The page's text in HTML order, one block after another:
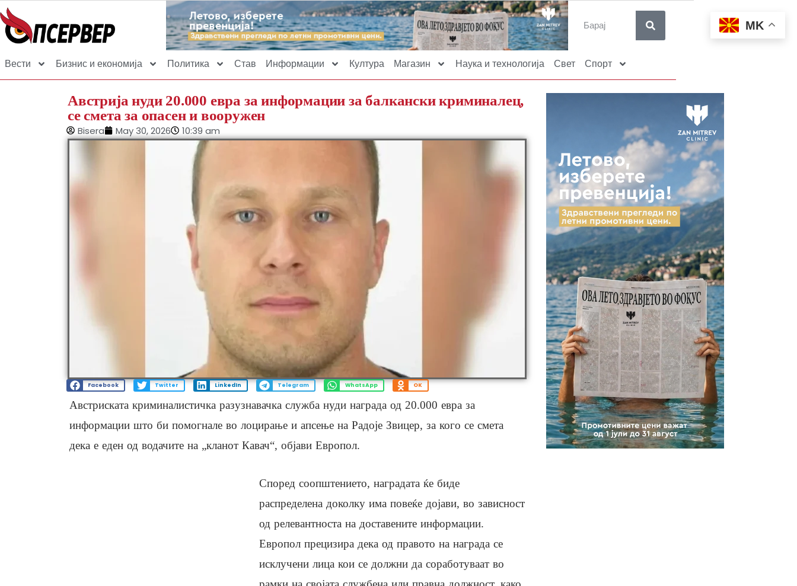
Вести Бизнис и економија Политика Став Информации Култура Магазин Наука и технологија Свет Спорт
Австрија нуди 20.000 евра за информации за балкански криминалец,
се смета за опасен и вооружен
Bisera May 30, 2026 10:39 am
Facebook Twitter LinkedIn Telegram WhatsApp OK
Австриската криминалистичка разузнавачка служба нуди награда од 20.000 евра за
информации што би помогнале во лоцирање и апсење на Рaдоје Звицер, за кого се смета
дека е еден од водачите на „кланот Кавач“, објави Европол.
Според соопштението, наградата ќе биде
распределена доколку има повеќе дојави, во зависност
од релевантноста на доставените информации.
Европол прецизира дека од правото на награда се
исклучени лица кои се должни да соработуваат во
MK